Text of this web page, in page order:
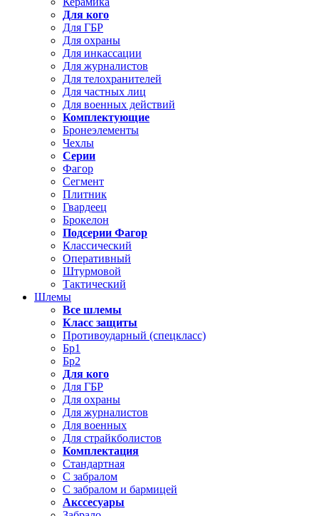
Для кого
Для ГБР
Для охраны
Для инкассации
Для журналистов
Для телохранителей
Для частных лиц
Для военных действий
Комплектующие
Бронеэлементы
Чехлы
Серии
Фагор
Сегмент
Плитник
Гвардеец
Брокелон
Подсерии Фагор
Классический
Оперативный
Штурмовой
Тактический
Шлемы
Все шлемы
Класс защиты
Противоударный (спецкласс)
Бр1
Бр2
Для кого
Для ГБР
Для охраны
Для журналистов
Для военных
Для страйкболистов
Комплектация
Стандартная
С забралом
С забралом и бармицей
Акссесуары